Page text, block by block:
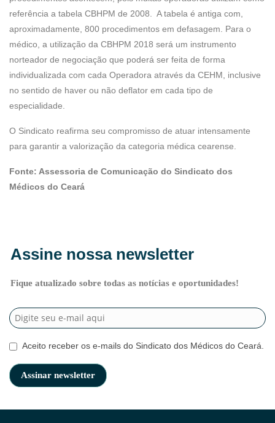
referência a tabela CBHPM de 2008. A tabela é antiga com,
aproximadamente, 800 procedimentos em defasagem. Para o
médico, a utilização da CBHPM 2018 será um instrumento
norteador de negociação que poderá ser feita de forma
individualizada com cada Operadora através da CEHM, inclusive
no sentido de haver ou não deflator em cada tipo de
especialidade.
O Sindicato reafirma seu compromisso de atuar intensamente
para garantir a valorização da categoria médica cearense.
Fonte: Assessoria de Comunicação do Sindicato dos
Médicos do Ceará
Assine nossa newsletter
Fique atualizado sobre todas as notícias e oportunidades!
Aceito receber os e-mails do Sindicato dos Médicos do Ceará.